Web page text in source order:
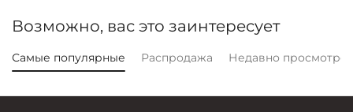
Возможно, вас это заинтересует
Самые популярные Распродажа Недавно